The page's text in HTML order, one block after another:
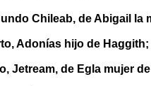
Chileab, de Abigail la
Adonías hijo de
Jetream, de Egla mujer